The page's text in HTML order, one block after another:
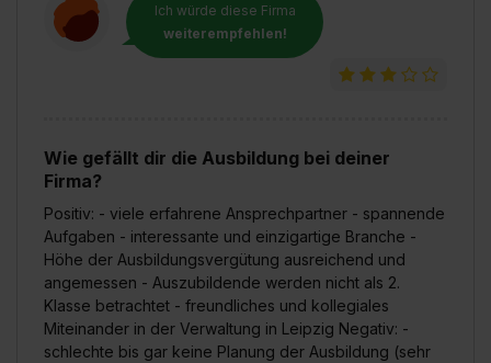
Ich würde diese Firma
weiterempfehlen!
Wie gefällt dir die Ausbildung bei deiner
Firma?
Positiv: - viele erfahrene Ansprechpartner - spannende
Aufgaben - interessante und einzigartige Branche -
Höhe der Ausbildungsvergütung ausreichend und
angemessen - Auszubildende werden nicht als 2.
Klasse betrachtet - freundliches und kollegiales
Miteinander in der Verwaltung in Leipzig Negativ: -
schlechte bis gar keine Planung der Ausbildung (sehr